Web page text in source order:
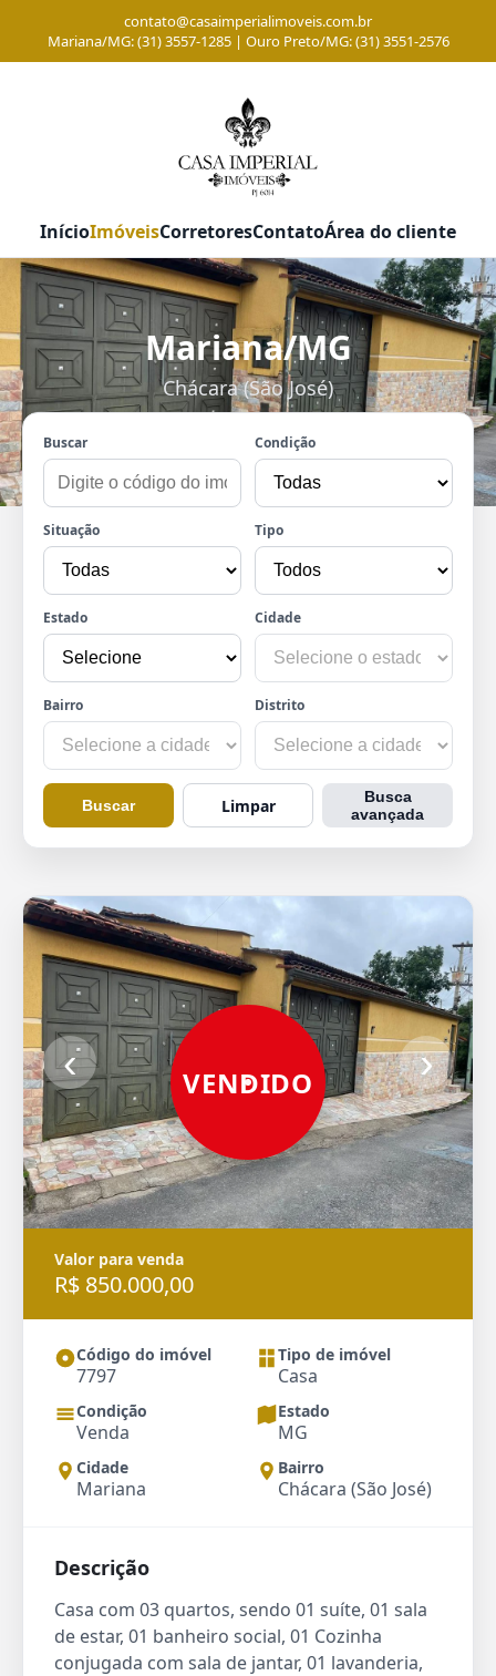
contato@casaimperialimoveis.com.br
Mariana/MG: (31) 3557-1285 | Ouro Preto/MG: (31) 3551-2576
InícioImóveisCorretoresContatoÁrea do cliente
Mariana/MG
Chácara (São José)
Buscar Condição
Situação Tipo
Estado Cidade
Bairro Distrito
Buscar Limpar
Busca
avançada
‹ ›
VENDIDO
Valor para venda
R$ 850.000,00
Código do imóvel
7797
Tipo de imóvel
Casa
Condição
Venda
Estado
MG
Cidade
Mariana
Bairro
Chácara (São José)
Descrição
Casa com 03 quartos, sendo 01 suíte, 01 sala
de estar, 01 banheiro social, 01 Cozinha
conjugada com sala de jantar, 01 lavanderia,